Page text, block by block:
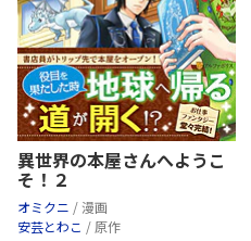
異世界の本屋さんへようこ
そ！２
オミクニ / 漫画
安芸とわこ / 原作